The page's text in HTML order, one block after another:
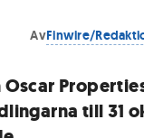
AvFinwire/
till 31